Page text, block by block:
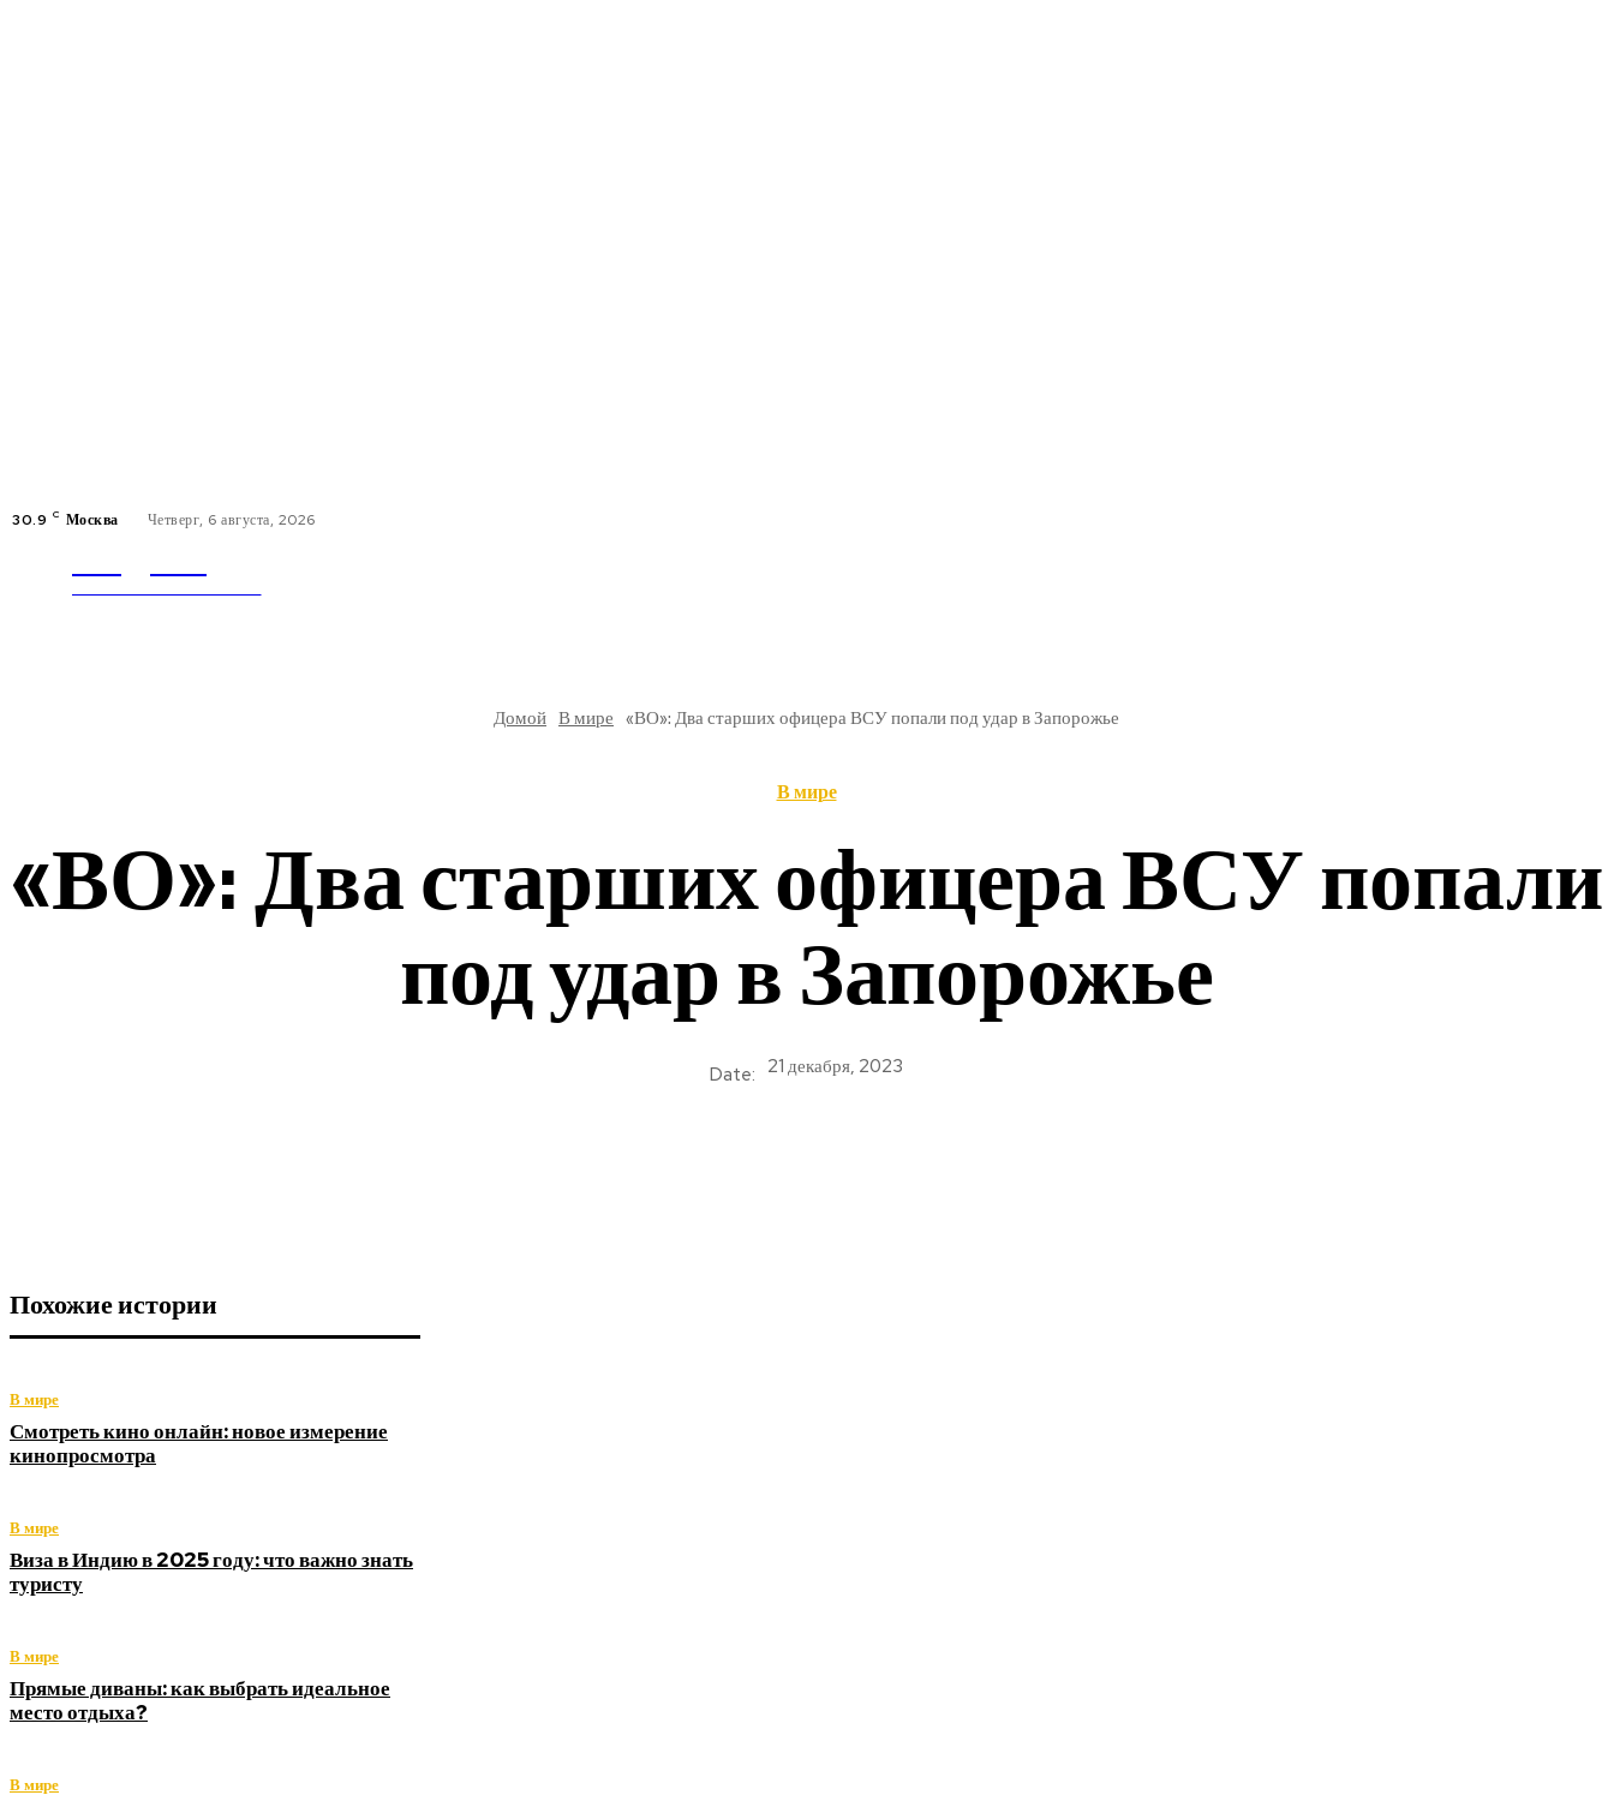
30.9 C Москва Четверг, 6 августа, 2026
Домой В мире «ВО»: Два старших офицера ВСУ попали под удар в Запорожье
В мире
«ВО»: Два старших офицера ВСУ попали
под удар в Запорожье
Date: 21 декабря, 2023
Похожие истории
В мире
Смотреть кино онлайн: новое измерение
кинопросмотра
В мире
Виза в Индию в 2025 году: что важно знать
туристу
В мире
Прямые диваны: как выбрать идеальное
место отдыха?
В мире